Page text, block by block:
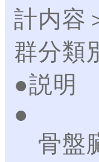
計内容
群分類
●説明
骨盤